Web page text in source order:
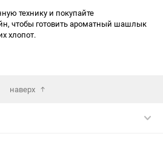
технику и покупайте
чтобы готовить ароматный шашлык
хлопот.
наверх